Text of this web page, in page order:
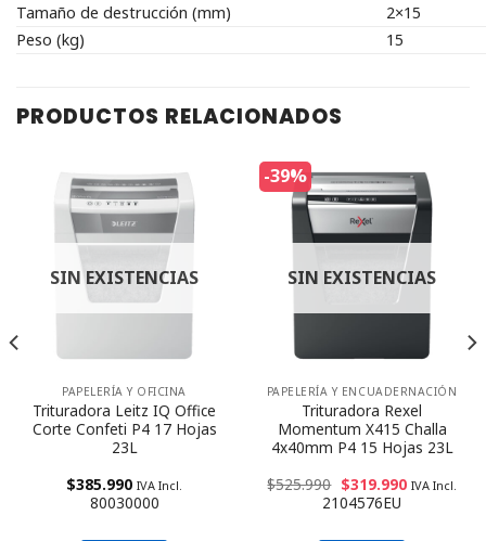
Tamaño de destrucción (mm)
2×15
Peso (kg)
15
PRODUCTOS RELACIONADOS
SIN EXISTENCIAS
PAPELERÍA Y OFICINA
Trituradora Leitz IQ Office
Corte Confeti P4 17 Hojas
23L
$385.990 IVA Incl.
80030000
-39%
SIN EXISTENCIAS
PAPELERÍA Y ENCUADERNACIÓN
Trituradora Rexel
Momentum X415 Challa
4x40mm P4 15 Hojas 23L
$525.990 $319.990 IVA Incl.
2104576EU